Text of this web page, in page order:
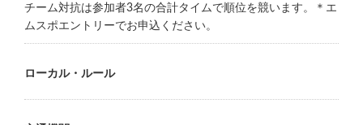
チーム対抗は参加者3名の合計タイムで順位を競います。＊エ
ムスポエントリーでお申込ください。
ローカル・ルール